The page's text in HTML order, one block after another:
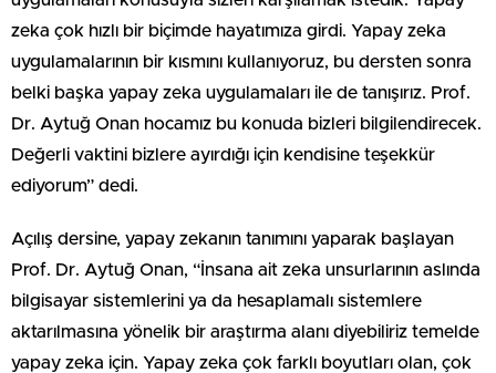
zeka çok hızlı bir biçimde hayatımıza girdi. Yapay zeka
uygulamalarının bir kısmını kullanıyoruz, bu dersten sonra
belki başka yapay zeka uygulamaları ile de tanışırız. Prof.
Dr. Aytuğ Onan hocamız bu konuda bizleri bilgilendirecek.
Değerli vaktini bizlere ayırdığı için kendisine teşekkür
ediyorum” dedi.
Açılış dersine, yapay zekanın tanımını yaparak başlayan
Prof. Dr. Aytuğ Onan, “İnsana ait zeka unsurlarının aslında
bilgisayar sistemlerini ya da hesaplamalı sistemlere
aktarılmasına yönelik bir araştırma alanı diyebiliriz temelde
yapay zeka için. Yapay zeka çok farklı boyutları olan, çok